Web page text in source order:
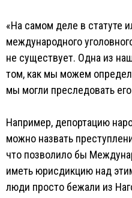
«На самом деле в статуте
международного
не существует. Одна из
том, как мы можем
мы могли преследовать
Например, депортацию
можно назвать
что позволило бы
иметь юрисдикцию над
люди просто бежали из